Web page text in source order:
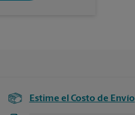
Estime el Costo de Envío